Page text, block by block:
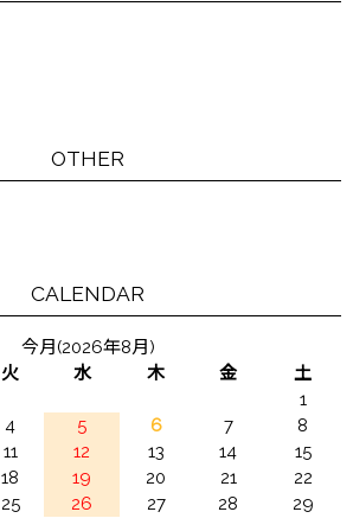
OTHER
CALENDAR
今月(2026年8月)
火 水 木 金
土
1
4 5 6 7
8
11 12 13 14
15
18 19 20 21
22
25 26 27 28
29